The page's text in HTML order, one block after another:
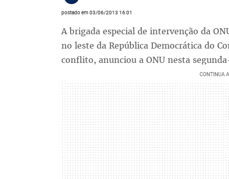
postado em 03/06/2013 16:01
A brigada especial de intervenção da
no leste da República Democrática do
conflito, anunciou a ONU nesta